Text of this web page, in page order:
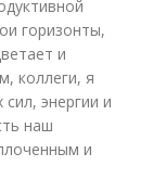
горизонты,
и
коллеги, я
энергии и
наш
и